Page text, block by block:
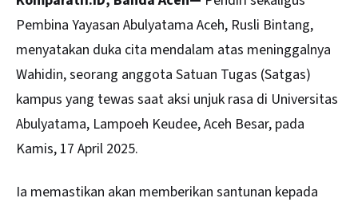
Pembina Yayasan Abulyatama Aceh, Rusli Bintang,
menyatakan duka cita mendalam atas meninggalnya
Wahidin, seorang anggota Satuan Tugas (Satgas)
kampus yang tewas saat aksi unjuk rasa di Universitas
Abulyatama, Lampoeh Keudee, Aceh Besar, pada
Kamis, 17 April 2025.
Ia memastikan akan memberikan santunan kepada